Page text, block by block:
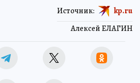
Алексей ЕЛАГИН
Источник: kp.ru